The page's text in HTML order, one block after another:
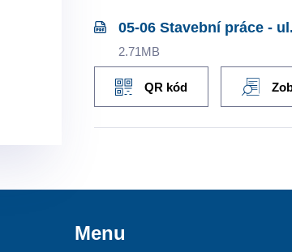
05-06 Stavební práce -
2.71MB
QR kód
Menu